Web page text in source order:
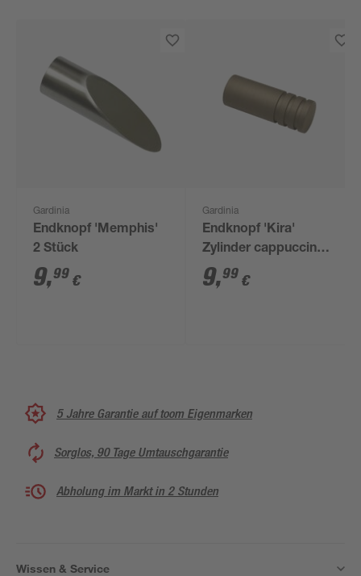
Gardinia
Endknopf 'Memphis'
2 Stück
9,99 €
Gardinia
Endknopf 'Kira'
Zylinder cappuccino 2
Stück
9,99 €
5 Jahre Garantie auf toom Eigenmarken
Sorglos, 90 Tage Umtauschgarantie
Abholung im Markt in 2 Stunden
Wissen & Service